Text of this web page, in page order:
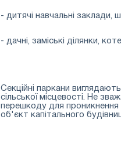
- дитячі навчальні заклади,
- дачні, заміські ділянки,
Секційні паркани
сільської місцевості. Не
перешкоду для проникнення
об'єкт капітального